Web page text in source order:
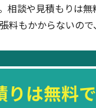
相談や見積もりは
料もかからないの
は無料